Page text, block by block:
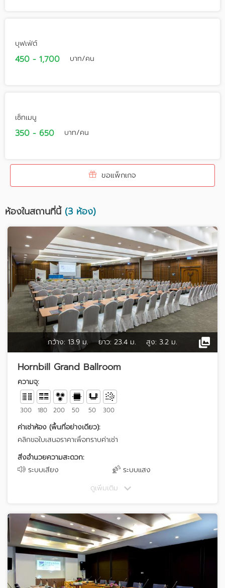
บุฟเฟ่ต์
450 - 1,700 บาท/คน
เซ็ทเมนู
350 - 650 บาท/คน
ขอแพ็กเกจ
ห้องในสถานที่นี้(3 ห้อง)
กว้าง: 13.9 ม. ยาว: 23.4 ม. สูง: 3.2 ม.
Hornbill Grand Ballroom
ความจุ:
300 180 200 50 50 300
ค่าเช่าห้อง (พื้นที่อย่างเดียว):
คลิกขอใบเสนอราคาเพื่อทราบค่าเช่า
สิ่งอำนวยความสะดวก:
ระบบเสียง
ระบบแสง
ดูเพิ่มเติม